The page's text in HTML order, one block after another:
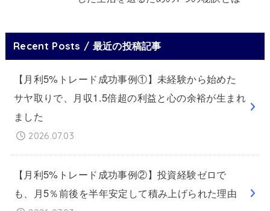
Recent Posts / 最近の投稿記事
【月利5%トレード成功事例①】未経験から始めた
サヤ取りで、月収1.5倍超の利益と心の余裕が生まれ
ました
2026.07.03
【月利5%トレード成功事例②】投資経験ゼロで
も、月5％前後を半年安定して積み上げられた理由